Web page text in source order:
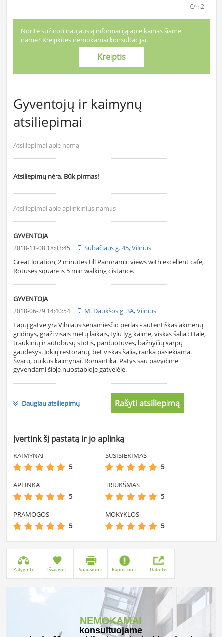
€/m2
Norite sužinoti naujausią informaciją apie kainas šiame
name? Kreipkitės nemokamai konsultacijai.
Kreiptis
Gyventojų ir kaimynų
atsiliepimai
Atsiliepimai apie namą
Atsiliepimų nėra. Būk pirmas!
Atsiliepimai apie aplinkinius namus
GYVENTOJA
2018-11-08 18:03:45
Subačiaus g. 45, Vilnius
Great location, 2 minutes till Panoramic views with excellent cafe,
Rotuses square is 5 min walking distance.
GYVENTOJA
2018-06-29 14:40:54
M. Daukšos g. 3A, Vilnius
Lapų gatvė yra Vilniaus senamiesčio perlas - autentiškas akmenų
gridinys, graži visais metų laikais, tylu lyg kaime, viskas šalia : Halė,
traukinių ir autobusų stotis, parduotuvės, bažnyčių varpų
gaudesys. Jokių restoranų, bet viskas šalia, ranka pasiekiama.
Švaru, puikūs kaimynai. Romantika. Patys sau pavydime
gyvendami šioje nuostabioje gatvelėje.
Daugiau atsiliepimų Rašyti atsiliepimą
Įvertink šį pastatą ir jo aplinką
KAIMYNAI
5
SUSISIEKIMAS
5
APLINKA
5
TRIUKŠMAS
5
PRAMOGOS
5
MOKYKLOS
5
Palyginti Išsaugoti Spausdinti Raportuoti Dalintis
NEMOKAMAI
konsultuojame